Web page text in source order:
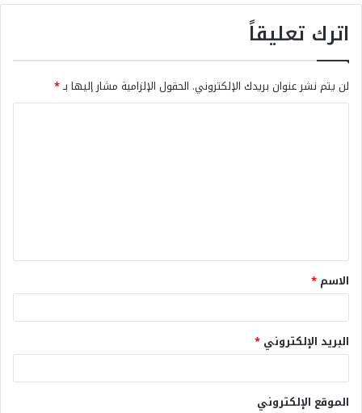
اترك تعليقاً
لن يتم نشر عنوان بريدك الإلكتروني. الحقول الإلزامية مشار إليها بـ*
الاسم *
البريد الإلكتروني *
الموقع الإلكتروني